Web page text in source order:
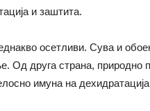
и заштита.
осетливи. Сува и
Од друга страна, природно
имуна на